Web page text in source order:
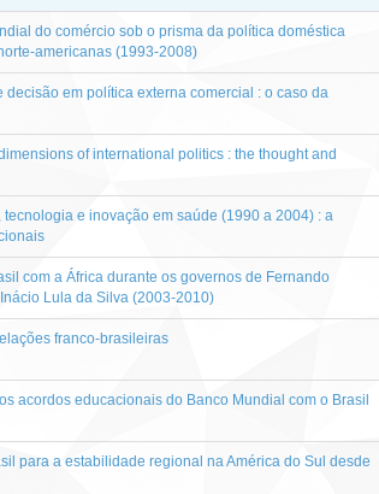
do comércio sob o prisma da política doméstica
americanas (1993-2008)
em política externa comercial : o caso da
of international politics : the thought and
e inovação em saúde (1990 a 2004) : a
com a África durante os governos de Fernando
Lula da Silva (2003-2010)
franco-brasileiras
acordos educacionais do Banco Mundial com o Brasil
para a estabilidade regional na América do Sul desde